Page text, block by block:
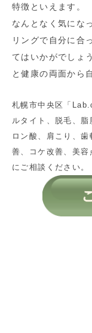
特徴といえます。
なんとなく気にな
リングで自分に合
てはいかがでしょ
と健康の両面から
札幌市中央区「
ルタイト、脱毛、
ロン酸、肩こり、
善、コケ改善、美
にご相談ください。